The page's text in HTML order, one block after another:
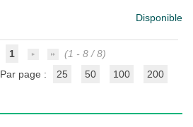
Disponible
1
(1 - 8 / 8)
Par page :
25 50 100 200